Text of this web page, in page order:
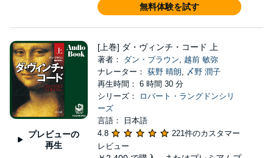
無料体験を試す
プレビューの
再生
[上巻] ダ・ヴィンチ・コード 上
著者： ダン・ブラウン, 越前 敏弥
ナレーター： 荻野 晴朗, 〆野 潤子
再生時間： 6 時間 30 分
シリーズ：
ロバート・ラングドンシリ
ーズ
言語： 日本語
4.8
221件のカスタマー
レビュー